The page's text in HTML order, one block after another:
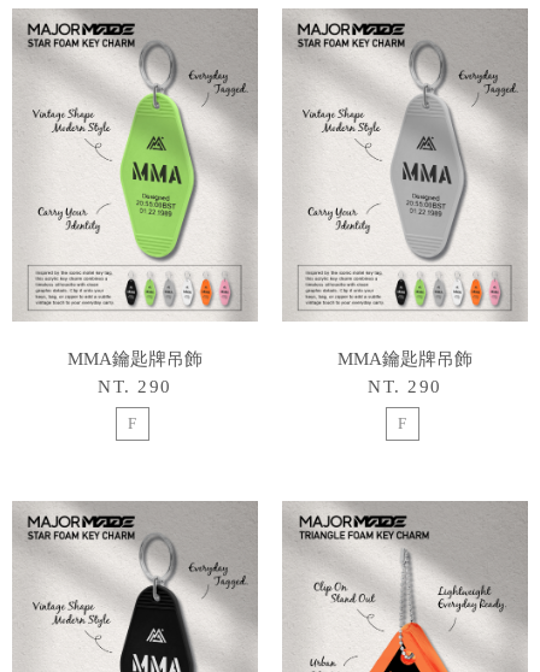
MMA鑰匙牌吊飾
NT. 290
F
MMA鑰匙牌吊飾
NT. 290
F